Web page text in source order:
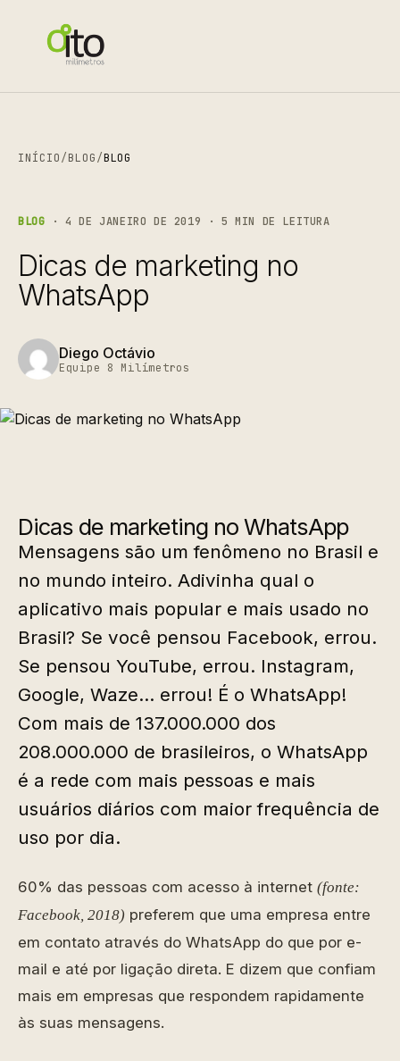
INÍCIO/BLOG/BLOG
BLOG · 4 DE JANEIRO DE 2019 · 5 MIN DE LEITURA
Dicas de marketing no
WhatsApp
Diego Octávio
Equipe 8 Milímetros
Dicas de marketing no WhatsApp
Mensagens são um fenômeno no Brasil e
no mundo inteiro. Adivinha qual o
aplicativo mais popular e mais usado no
Brasil? Se você pensou Facebook, errou.
Se pensou YouTube, errou. Instagram,
Google, Waze… errou! É o WhatsApp!
Com mais de 137.000.000 dos
208.000.000 de brasileiros, o WhatsApp
é a rede com mais pessoas e mais
usuários diários com maior frequência de
uso por dia.
60% das pessoas com acesso à internet (fonte:
Facebook, 2018) preferem que uma empresa entre
em contato através do WhatsApp do que por e-
mail e até por ligação direta. E dizem que confiam
mais em empresas que respondem rapidamente
às suas mensagens.